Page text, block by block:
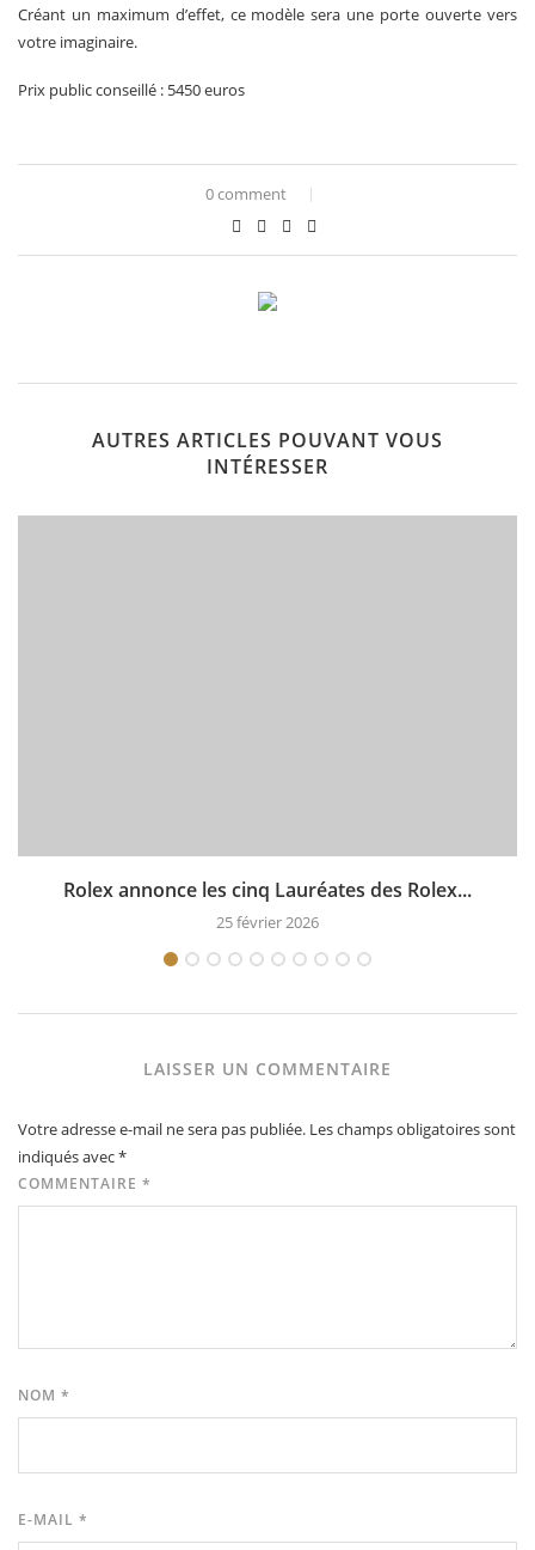
Créant un maximum d’effet, ce modèle sera une porte ouverte vers
votre imaginaire.
Prix public conseillé : 5450 euros
0 comment
AUTRES ARTICLES POUVANT VOUS
INTÉRESSER
Rolex annonce les cinq Lauréates des Rolex...
25 février 2026
LAISSER UN COMMENTAIRE
Votre adresse e-mail ne sera pas publiée. Les champs obligatoires sont
indiqués avec*
COMMENTAIRE *
NOM *
E-MAIL *